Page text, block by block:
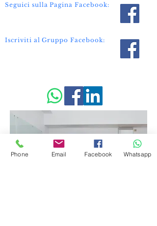
Seguici sulla Pagina Facebook:
Iscriviti al Gruppo Facebook:
Phone Email Facebook Whatsapp